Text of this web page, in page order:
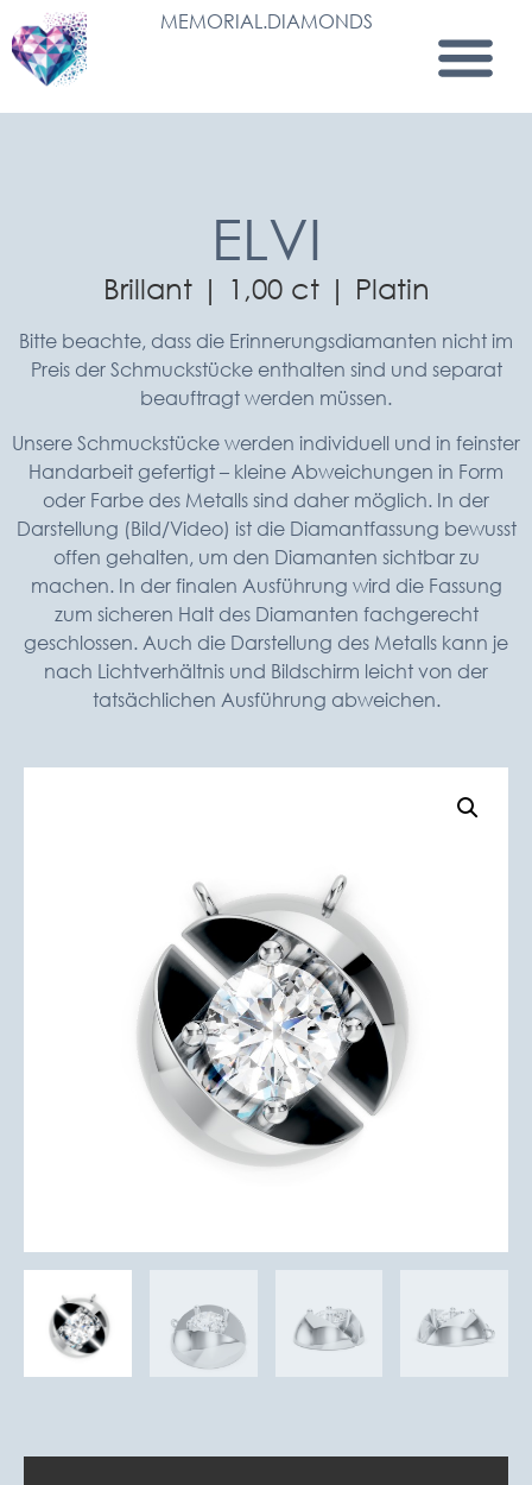
MEMORIAL.DIAMONDS
ELVI
Brillant | 1,00 ct | Platin
Bitte beachte, dass die Erinnerungsdiamanten nicht im
Preis der Schmuckstücke enthalten sind und separat
beauftragt werden müssen.
Unsere Schmuckstücke werden individuell und in feinster
Handarbeit gefertigt – kleine Abweichungen in Form
oder Farbe des Metalls sind daher möglich. In der
Darstellung (Bild/Video) ist die Diamantfassung bewusst
offen gehalten, um den Diamanten sichtbar zu
machen. In der finalen Ausführung wird die Fassung
zum sicheren Halt des Diamanten fachgerecht
geschlossen. Auch die Darstellung des Metalls kann je
nach Lichtverhältnis und Bildschirm leicht von der
tatsächlichen Ausführung abweichen.